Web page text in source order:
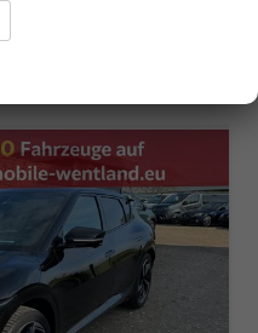
kWh/100km